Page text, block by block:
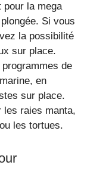
pour la mega
Si vous
la possibilité
sur place.
de
en
sur place.
les raies manta,
les tortues.